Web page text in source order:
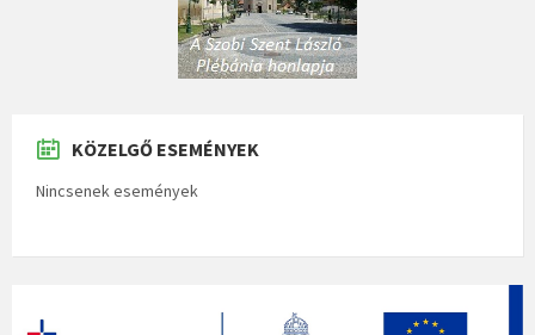
KÖZELGŐ ESEMÉNYEK
Nincsenek események